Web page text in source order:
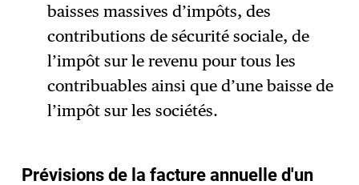
baisses massives d’impôts, des
contributions de sécurité sociale, de
l’impôt sur le revenu pour tous les
contribuables ainsi que d’une baisse de
l’impôt sur les sociétés.